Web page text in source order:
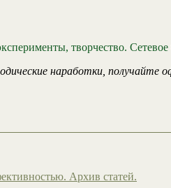
творчество.
наработки, получайте
Архив статей.